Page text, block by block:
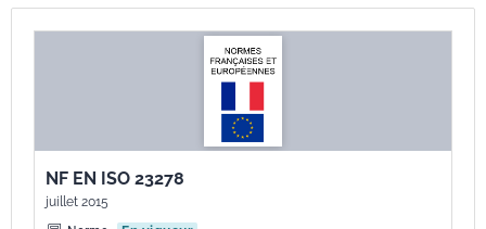
NF EN ISO 23278
juillet 2015